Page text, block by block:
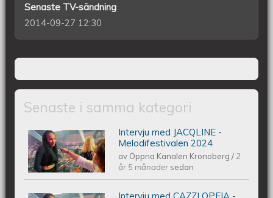
Senaste TV-sändning
2014-09-27 12:30
Senaste i samma kategori
Intervju med JACQLINE -
Melodifestivalen 2024
Intervju med JACQLINE -
Melodifestivalen 2024
av Öppna Kanalen Kronoberg/ 2
år 5 månader sedan
Intervju med CAZZI OPEIA -